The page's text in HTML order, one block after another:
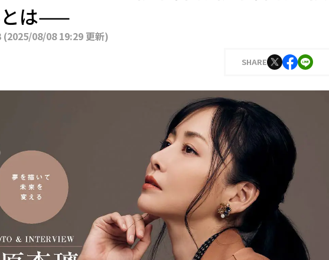
とは——
(2025/08/08 19:29 更新)
SHARE